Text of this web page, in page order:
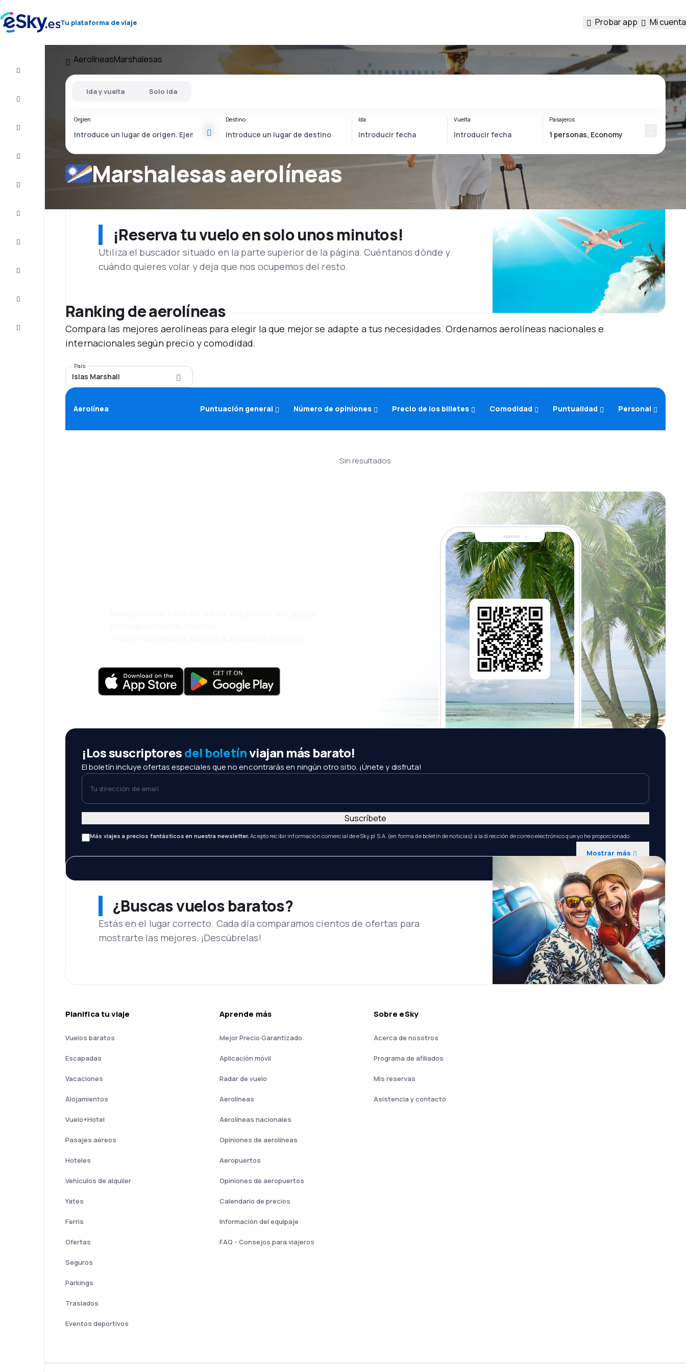
Tu plataforma de viaje Probar app Mi cuenta
AerolíneasMarshalesas
Marshalesas aerolíneas
Ida y vuelta Solo ida
Orgien Destino Ida Vuelta Pasajeros
¡Reserva tu vuelo en solo unos minutos!
Utiliza el buscador situado en la parte superior de la página. Cuéntanos dónde y
cuándo quieres volar y deja que nos ocupemos del resto.
Ranking de aerolíneas
Compara las mejores aerolíneas para elegir la que mejor se adapte a tus necesidades. Ordenamos aerolíneas nacionales e
internacionales según precio y comodidad.
País
Islas Marshall
Aerolínea Puntuación general Número de opiniones Precio de los billetes Comodidad Puntualidad Personal
Sin resultados
¡Los suscriptoresdel boletínviajan más barato!
El boletín incluye ofertas especiales que no encontrarás en ningún otro sitio. ¡Únete y disfruta!
Tu dirección de email
Más viajes a precios fantásticos en nuestra newsletter. Acepto recibir información comercial de eSky.pl S.A. (en forma de boletín de noticias) a la dirección de correo electrónico que yo he proporcionado.
Mostrar más
Suscríbete
¿Buscas vuelos baratos?
Estás en el lugar correcto. Cada día comparamos cientos de ofertas para
mostrarte las mejores. ¡Descúbrelas!
Planifica tu viaje
Vuelos baratos
Escapadas
Vacaciones
Alojamientos
Vuelo+Hotel
Pasajes aéreos
Hoteles
Vehículos de alquiler
Yates
Ferris
Ofertas
Seguros
Parkings
Traslados
Eventos deportivos
Aprende más
Mejor Precio Garantizado
Aplicación móvil
Radar de vuelo
Aerolíneas
Aerolíneas nacionales
Opiniones de aerolíneas
Aeropuertos
Opiniones de aeropuertos
Calendario de precios
Información del equipaje
FAQ - Consejos para viajeros
Sobre eSky
Acerca de nosotros
Programa de afiliados
Mis reservas
Asistencia y contacto